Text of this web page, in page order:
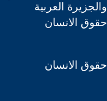
والجزيرة العربية
حقوق الانسان
حقوق الانسان